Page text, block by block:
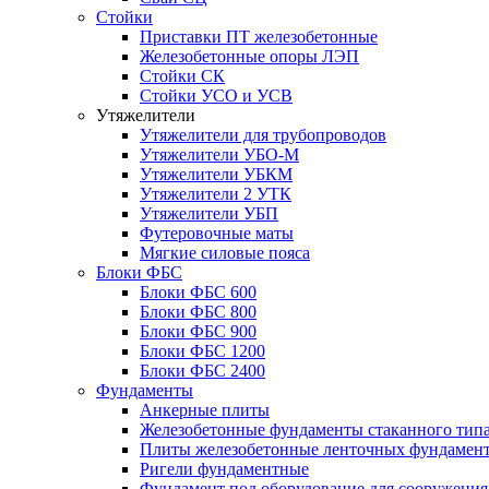
Стойки
Приставки ПТ железобетонные
Железобетонные опоры ЛЭП
Стойки СК
Стойки УСО и УСВ
Утяжелители
Утяжелители для трубопроводов
Утяжелители УБО-М
Утяжелители УБКМ
Утяжелители 2 УТК
Утяжелители УБП
Футеровочные маты
Мягкие силовые пояса
Блоки ФБС
Блоки ФБС 600
Блоки ФБС 800
Блоки ФБС 900
Блоки ФБС 1200
Блоки ФБС 2400
Фундаменты
Анкерные плиты
Железобетонные фундаменты стаканного типа
Плиты железобетонные ленточных
Ригели фундаментные